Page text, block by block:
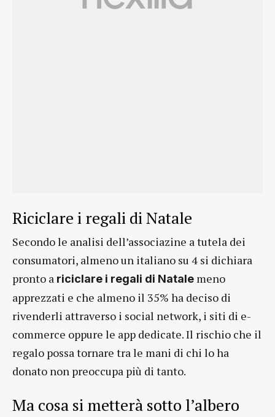
Riciclare i regali di Natale
Secondo le analisi dell’associazine a tutela dei
consumatori, almeno un italiano su 4 si dichiara
pronto a riciclare i regali di Natale meno
apprezzati e che almeno il 35% ha deciso di
rivenderli attraverso i social network, i siti di e-
commerce oppure le app dedicate. Il rischio che il
regalo possa tornare tra le mani di chi lo ha
donato non preoccupa più di tanto.
Ma cosa si metterà sotto l’albero